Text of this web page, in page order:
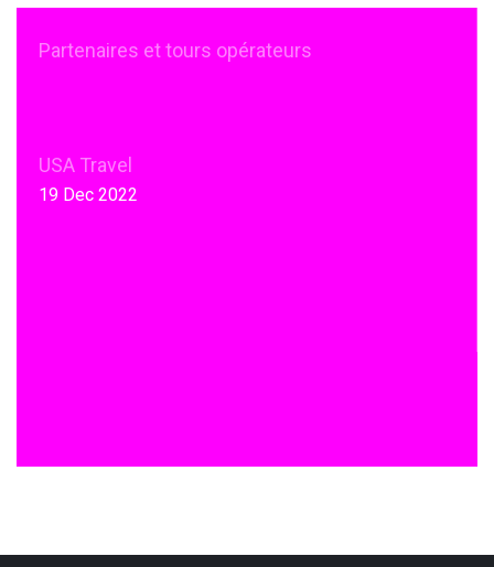
Partenaires et tours opérateurs
USA Travel
19 Dec 2022